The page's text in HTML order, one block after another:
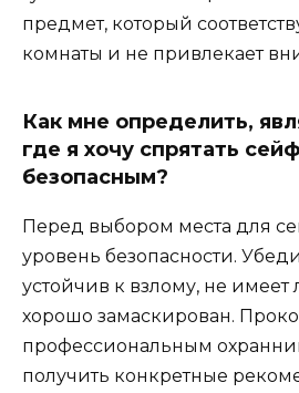
предмет, который
комнаты и не привлекает
Как мне определить,
где я хочу спрятать
безопасным?
Перед выбором места для
уровень безопасности.
устойчив к взлому, не имеет
хорошо замаскирован.
профессиональным
получить конкретные